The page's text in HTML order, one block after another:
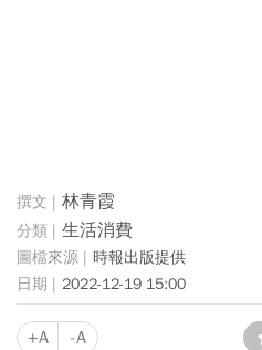
林青霞
生活消費
時報出版提供
2022-12-19 15:00
+A -A